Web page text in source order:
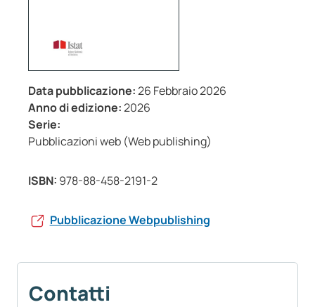
Data pubblicazione:26 Febbraio 2026
Anno di edizione:2026
Serie:
Pubblicazioni web (Web publishing)
ISBN: 978-88-458-2191-2
Pubblicazione Webpublishing
Contatti